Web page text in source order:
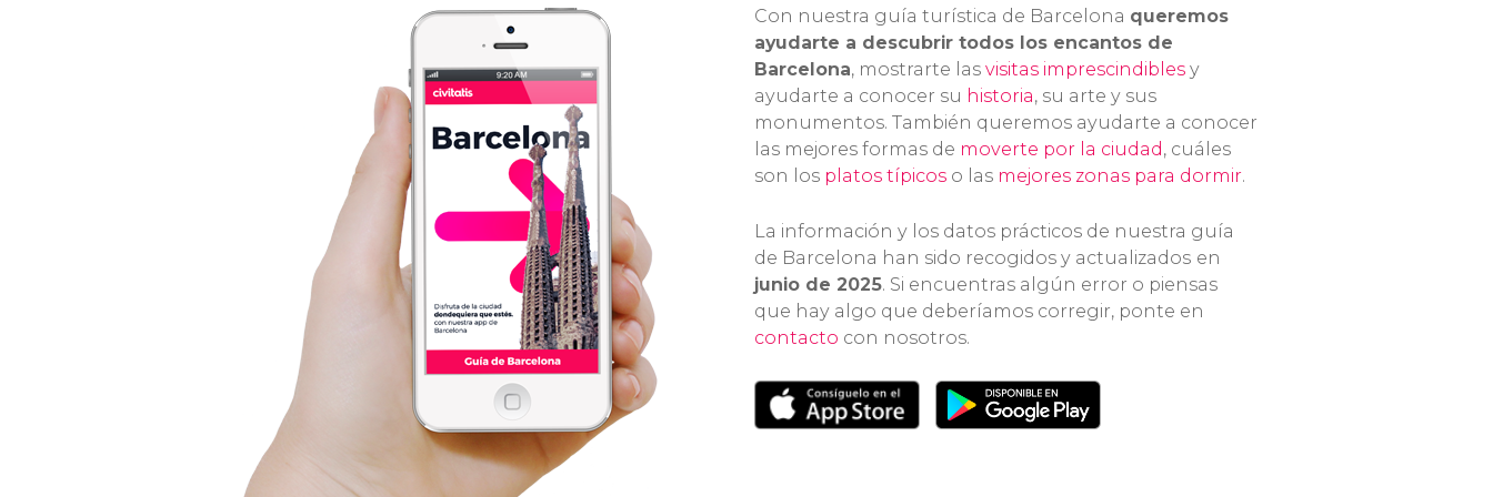
Con nuestra guía turística de Barcelona queremos
ayudarte a descubrir todos los encantos de
Barcelona, mostrarte las visitas imprescindibles y
ayudarte a conocer su historia, su arte y sus
monumentos. También queremos ayudarte a conocer
las mejores formas de moverte por la ciudad , cuáles
son los platos típicos o las mejores zonas para dormir.
La información y los datos prácticos de nuestra guía
de Barcelona han sido recogidos y actualizados en
junio de 2025. Si encuentras algún error o piensas
que hay algo que deberíamos corregir, ponte en
contacto con nosotros.